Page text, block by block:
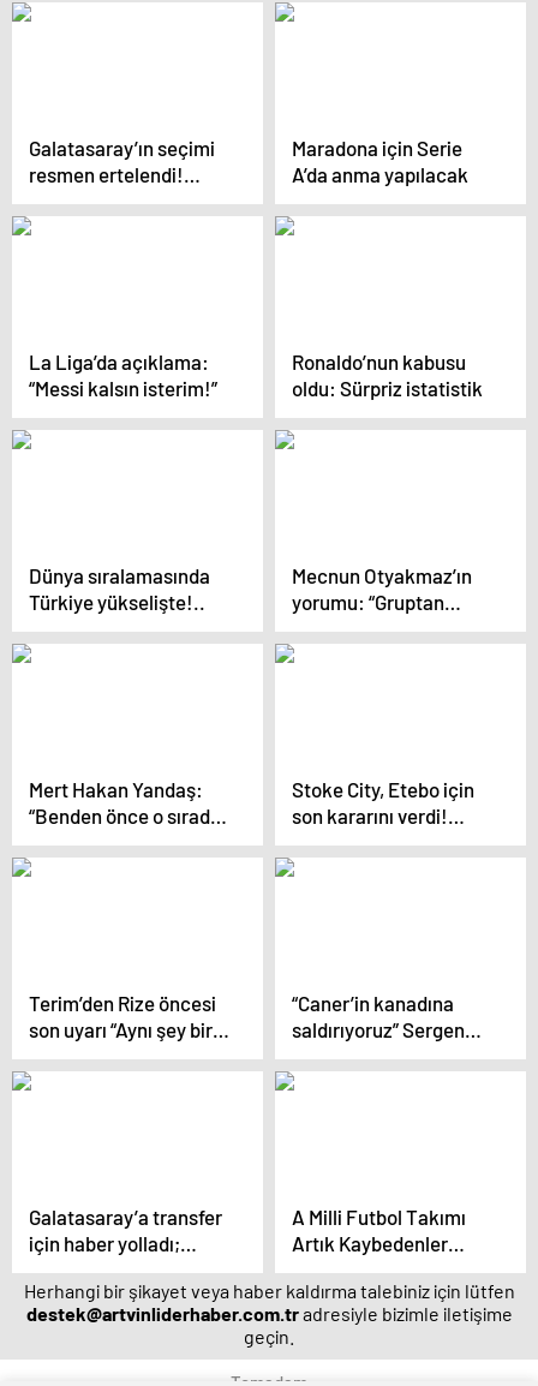
goldü”
Galatasaray’ın seçimi
resmen ertelendi!…
Maradona için Serie
A’da anma yapılacak
La Liga’da açıklama:
“Messi kalsın isterim!”
Ronaldo’nun kabusu
oldu: Sürpriz istatistik
Dünya sıralamasında
Türkiye yükselişte!..
Mecnun Otyakmaz’ın
yorumu: “Gruptan
neden çıkamayalım?”
Mert Hakan Yandaş:
“Benden önce o sırada
secde yapmış”
Stoke City, Etebo için
son kararını verdi!…
Terim’den Rize öncesi
son uyarı “Aynı şey bir
daha asla olmasın”
“Caner’in kanadına
saldırıyoruz” Sergen
Yalçın’ın hücum
planları
Galatasaray’a transfer
için haber yolladı;
“İsterseniz imza
atarım”
A Milli Futbol Takımı
Artık Kaybedenler
Ligine Düştü
Herhangi bir şikayet veya haber kaldırma talebiniz için lütfen
destek@artvinliderhaber.com.tradresiyle bizimle iletişime
geçin.